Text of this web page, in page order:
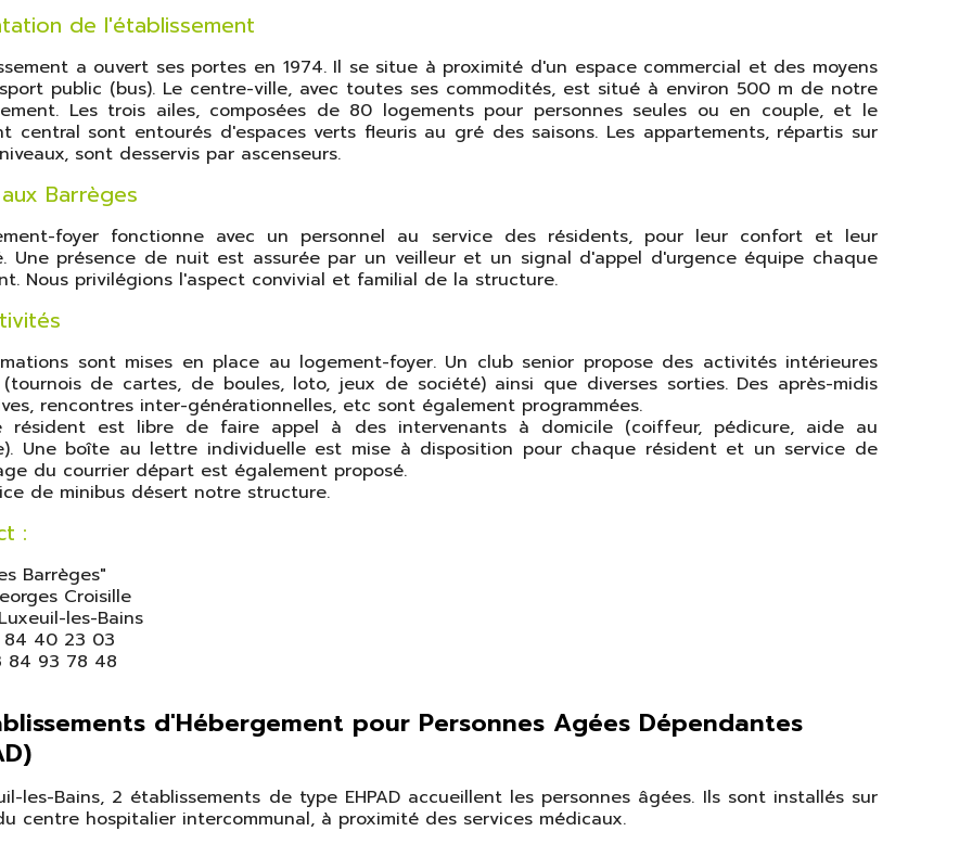
de l'établissement
a ouvert ses portes en 1974. Il se situe à proximité d'un espace commercial et des moyens
public (bus). Le centre-ville, avec toutes ses commodités, est situé à environ 500 m de notre
Les trois ailes, composées de 80 logements pour personnes seules ou en couple, et le
central sont entourés d'espaces verts fleuris au gré des saisons. Les appartements, répartis sur
sont desservis par ascenseurs.
Barrèges
foyer fonctionne avec un personnel au service des résidents, pour leur confort et leur
Une présence de nuit est assurée par un veilleur et un signal d'appel d'urgence équipe chaque
Nous privilégions l'aspect convivial et familial de la structure.
sont mises en place au logement-foyer. Un club senior propose des activités intérieures
(tournois de cartes, de boules, loto, jeux de société) ainsi que diverses sorties. Des après-midis
rencontres inter-générationnelles, etc sont également programmées.
résident est libre de faire appel à des intervenants à domicile (coiffeur, pédicure, aide au
Une boîte au lettre individuelle est mise à disposition pour chaque résident et un service de
du courrier départ est également proposé.
de minibus désert notre structure.
:
Barrèges"
Croisille
les-Bains
84 40 23 03
84 93 78 48
d'Hébergement pour Personnes Agées Dépendantes
les-Bains, 2 établissements de type EHPAD accueillent les personnes âgées. Ils sont installés sur
centre hospitalier intercommunal, à proximité des services médicaux.